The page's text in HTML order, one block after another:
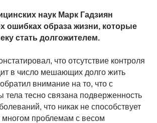
наук Марк Гадзиян
ошибках образа жизни, которые
стать долгожителем.
что отсутствие контроля
в число мешающих долго жить
внимание на то, что с
тела тесно связана подверженность
что никак не способствует
многом проблемам с весом